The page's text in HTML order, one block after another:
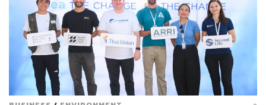
ABOUT THE AUTHOR
พลอยจันทร์ สุขคง